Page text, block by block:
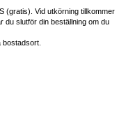
(gratis). Vid utkörning tillkommer
du slutför din beställning om du